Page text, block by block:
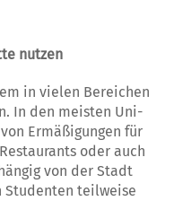
nutzen
in vielen Bereichen
In den meisten Uni-
Ermäßigungen für
oder auch
von der Stadt
Studenten teilweise